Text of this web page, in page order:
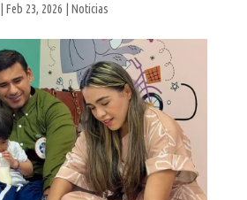
Feb 23, 2026 Noticias